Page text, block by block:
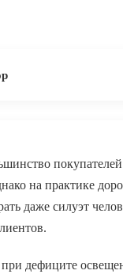
на практике
даже силуэт
дефиците